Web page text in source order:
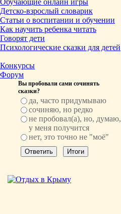
Обучающие онлайн игры
Детско-взрослый словарик
Статьи о воспитании и обучении
Как научить ребенка читать
Говорят дети
Психологические сказки для детей
Конкурсы
Форум
Вы пробовали сами сочинять
сказки?
да, часто придумываю
сочиняю, но редко
не пробовал(а), но, думаю,
у меня получится
нет, это точно не "моё"